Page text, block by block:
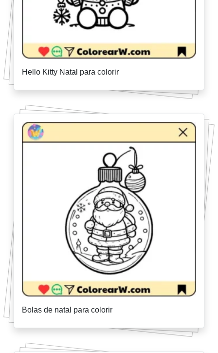
Hello Kitty Natal para colorir
Bolas de natal para colorir